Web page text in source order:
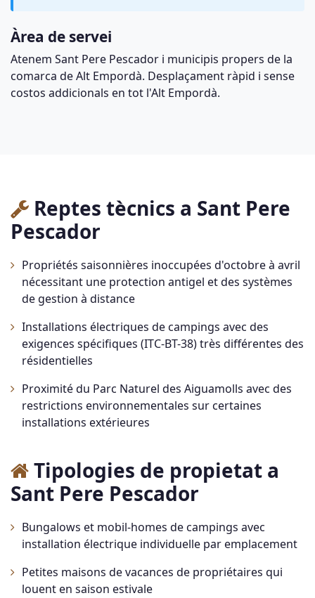
Àrea de servei
Atenem Sant Pere Pescador i municipis propers de la
comarca de Alt Empordà. Desplaçament ràpid i sense
costos addicionals en tot l'Alt Empordà.
Reptes tècnics a Sant Pere
Pescador
Propriétés saisonnières inoccupées d'octobre à avril
nécessitant une protection antigel et des systèmes
de gestion à distance
Installations électriques de campings avec des
exigences spécifiques (ITC-BT-38) très différentes des
résidentielles
Proximité du Parc Naturel des Aiguamolls avec des
restrictions environnementales sur certaines
installations extérieures
Tipologies de propietat a
Sant Pere Pescador
Bungalows et mobil-homes de campings avec
installation électrique individuelle par emplacement
Petites maisons de vacances de propriétaires qui
louent en saison estivale